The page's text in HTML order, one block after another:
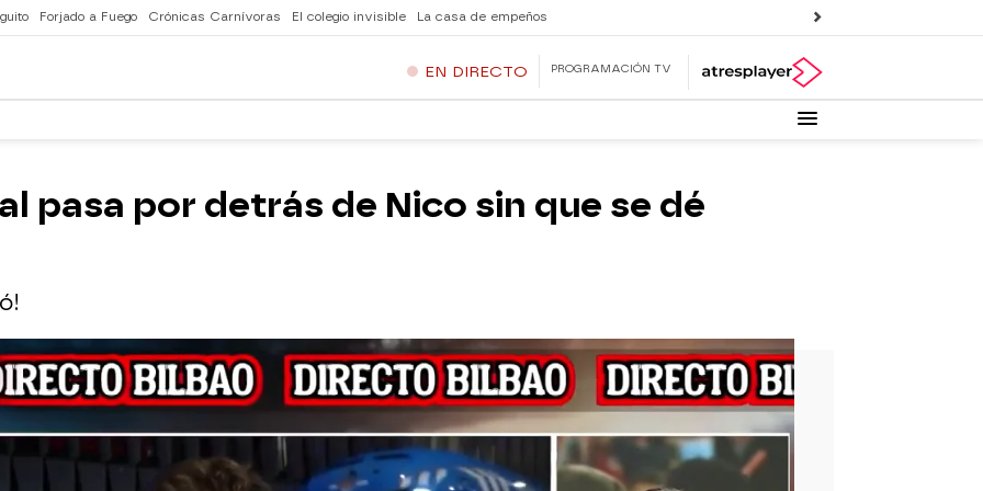
Forjado a Fuego Crónicas Carnívoras El colegio invisible La casa de empeños
EN DIRECTO PROGRAMACIÓN TV
pasa por detrás de Nico sin que se dé